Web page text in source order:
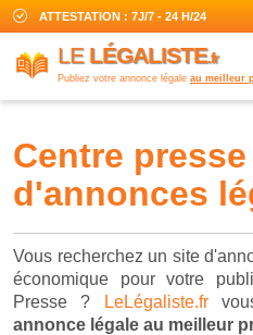
ATTESTATION : 7J/7 - 24 H/24
LE LÉGALISTE.fr
Publiez votre annonce légale au meilleur
centre presse : journal
d'annonces
Vous recherchez un site
économique pour votre
Presse ?
LeLégaliste.fr
annonce légale au meilleur